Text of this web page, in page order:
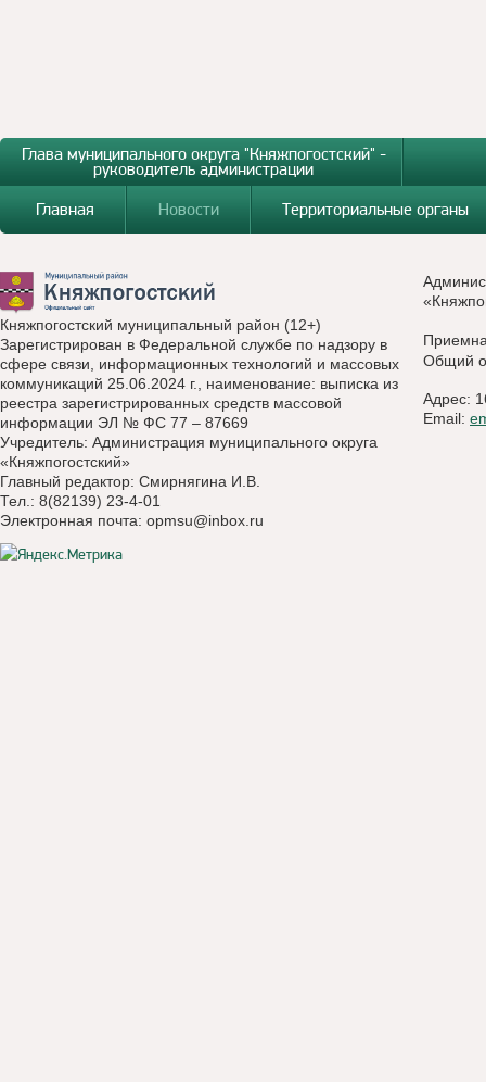
Глава муниципального округа "Княжпогостский" -
руководитель администрации
Главная
Новости Территориальные органы
Княжпогостский муниципальный район (12+)
Зарегистрирован в Федеральной службе по надзору в
сфере связи, информационных технологий и массовых
коммуникаций 25.06.2024 г., наименование: выписка из
реестра зарегистрированных средств массовой
информации ЭЛ № ФС 77 – 87669
Учредитель: Администрация муниципального округа
«Княжпогостский»
Главный редактор: Смирнягина И.В.
Тел.: 8(82139) 23-4-01
Электронная почта: opmsu@inbox.ru
Общий
Адрес:
Email: